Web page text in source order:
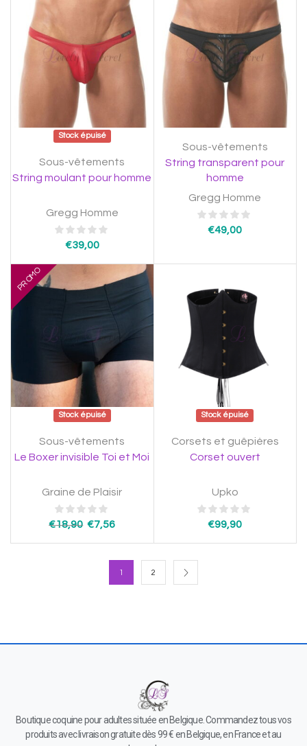
Stock épuisé
Sous-vêtements
String moulant pour homme
Gregg Homme
€39,00
Sous-vêtements
String transparent pour
homme
Gregg Homme
€49,00
Stock épuisé
PROMO
Sous-vêtements
Le Boxer invisible Toi et Moi
Graine de Plaisir
€18,90 €7,56
Stock épuisé
Corsets et guêpières
Corset ouvert
Upko
€99,90
1 2
Boutique coquine pour adultes située en Belgique. Commandez tous vos
produits avec livraison gratuite dès 99 € en Belgique, en France et au